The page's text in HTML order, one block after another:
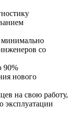
со
90%
нового
на свою работу,
эксплуатации